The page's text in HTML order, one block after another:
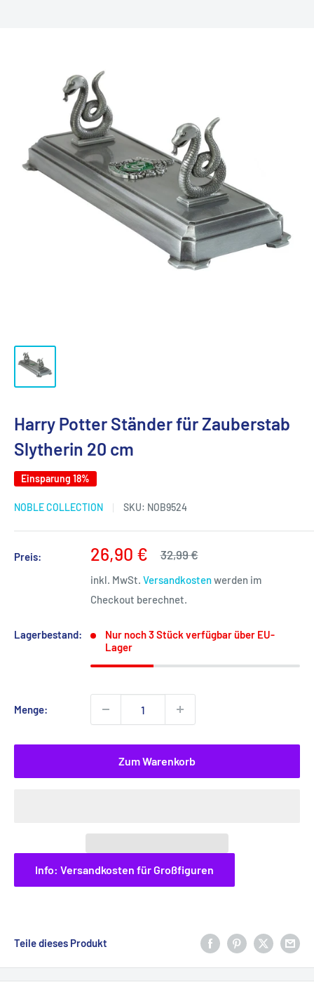
Harry Potter Ständer für Zauberstab
Slytherin 20 cm
Einsparung 18%
NOBLE COLLECTION SKU: NOB9524
Preis: Sonderpreis
26,90 € Normalpreis
32,99 €
inkl. MwSt. Versandkostenwerden im
Checkout berechnet.
Lagerbestand:
Nur noch 3 Stück verfügbar über EU-
Lager
Menge:
Zum Warenkorb
Info: Versandkosten für Großfiguren
Teile dieses Produkt